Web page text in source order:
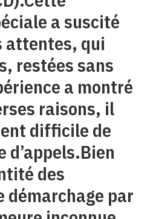
a suscité
attentes, qui
restées sans
a montré
raisons, il
difficile de
d’appels.Bien
des
démarchage par